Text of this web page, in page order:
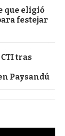
que eligió
festejar
tras
Paysandú